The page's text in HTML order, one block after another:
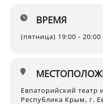
ВРЕМЯ
(пятница) 19:00 - 20:00
Евпаторийский
Республика Крым, г.